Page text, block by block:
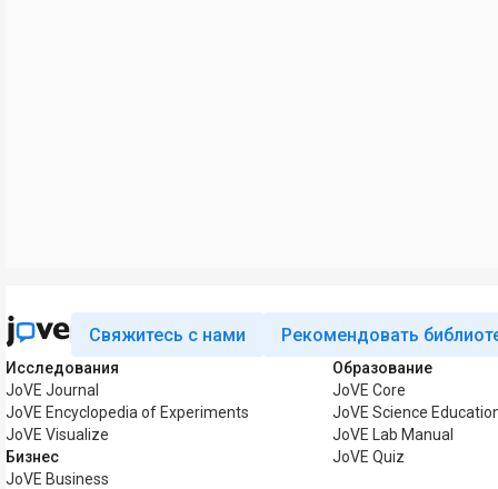
Свяжитесь с нами Рекомендовать
Исследования
JoVE Journal
JoVE Encyclopedia of Experiments
JoVE Visualize
Бизнес
JoVE Business
Образование
JoVE Core
JoVE Science
JoVE Lab Manual
JoVE Quiz